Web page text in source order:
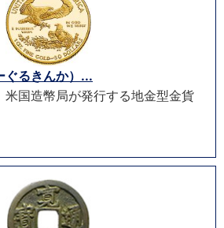
ぐるきんか）...
米国造幣局が発行する地金型金貨